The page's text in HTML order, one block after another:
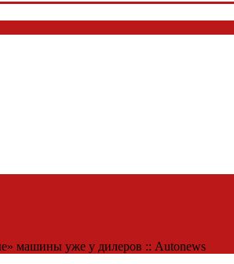
машины уже у дилеров :: Autonews